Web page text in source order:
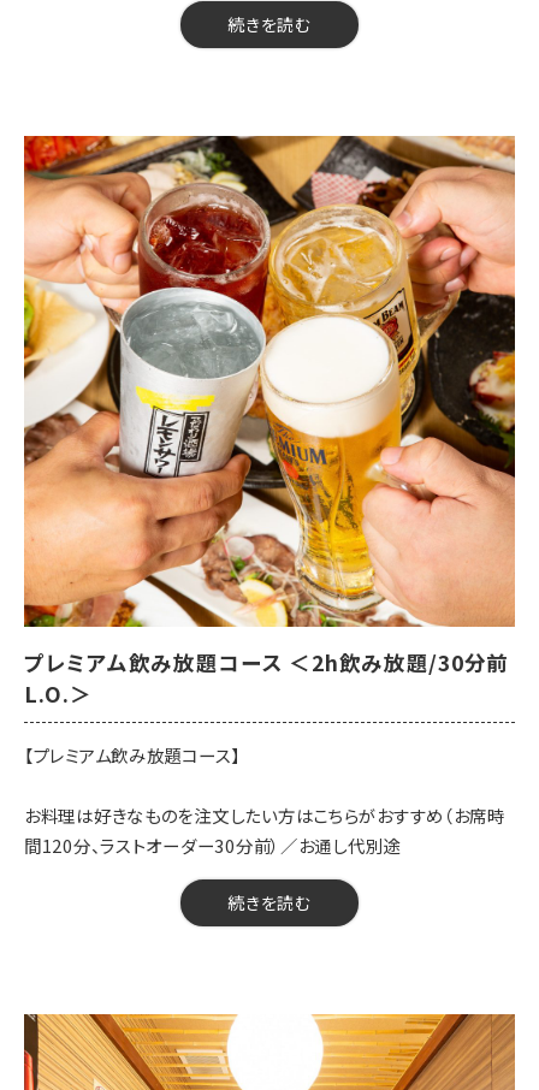
【予約期限】前日の23時までにご予約ください
※※当日の人数変更・キャンセルは、キャンセル料が発生する可能
続きを読む
【料金】1800円（税込）
【コース内容】
【開催期間】2026年3月17日～
【来店時間】16時00分～23時15分
【予約期限】当日（23時までにご予約ください）
※※お席時間原則120分／ラストオーダー30分前／お通し代別
プレミアム飲み放題コース ＜2h飲み放題/30分前
L.O.＞
【プレミアム飲み放題コース】
お料理は好きなものを注文したい方はこちらがおすすめ（お席時
間120分、ラストオーダー30分前）／お通し代別途
続きを読む
【料金】2300円（税込）
【コース内容】